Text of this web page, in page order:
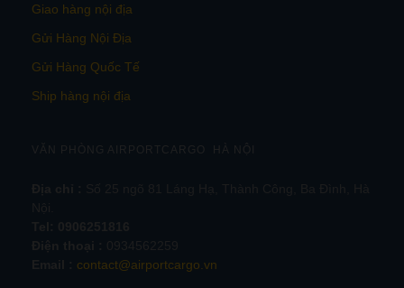
Giao hàng nội địa
Gửi Hàng Nội Địa
Gửi Hàng Quốc Tế
Ship hàng nội địa
VĂN PHÒNG AIRPORTCARGO HÀ NỘI
contact@airportcargo.vn